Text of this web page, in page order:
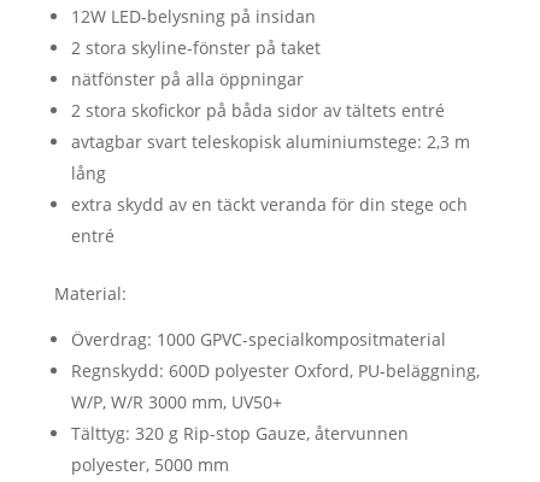
12W LED-belysning på insidan
2 stora skyline-fönster på taket
nätfönster på alla öppningar
2 stora skofickor på båda sidor av tältets entré
avtagbar svart teleskopisk aluminiumstege: 2,3 m
lång
extra skydd av en täckt veranda för din stege och
entré
Material:
Överdrag: 1000 GPVC-specialkompositmaterial
Regnskydd: 600D polyester Oxford, PU-beläggning,
W/P, W/R 3000 mm, UV50+
Tälttyg: 320 g Rip-stop Gauze, återvunnen
polyester, 5000 mm